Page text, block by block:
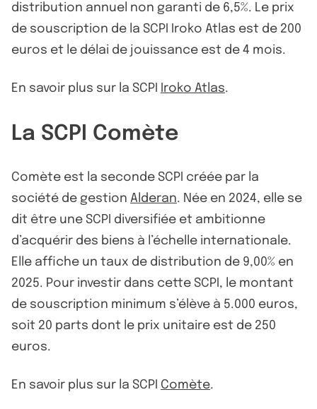
distribution annuel non garanti de 6,5%. Le prix
de souscription de la SCPI Iroko Atlas est de 200
euros et le délai de jouissance est de 4 mois.
En savoir plus sur la SCPI Iroko Atlas.
La SCPI Comète
Comète est la seconde SCPI créée par la
société de gestion Alderan. Née en 2024, elle se
dit être une SCPI diversifiée et ambitionne
d’acquérir des biens à l’échelle internationale.
Elle affiche un taux de distribution de 9,00% en
2025. Pour investir dans cette SCPI, le montant
de souscription minimum s’élève à 5.000 euros,
soit 20 parts dont le prix unitaire est de 250
euros.
En savoir plus sur la SCPI Comète.